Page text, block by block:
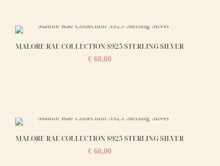
MALORE RAE COLLECTION S925 STERLING SILVER
€60,00
MALORE RAE COLLECTION S925 STERLING SILVER
€60,00